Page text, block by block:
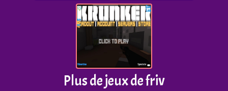
Plus de jeux de friv